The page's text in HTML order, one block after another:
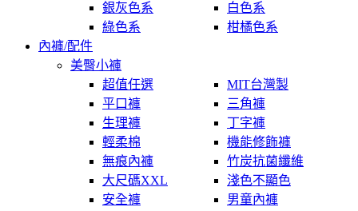
銀灰色系
白色系
綠色系
柑橘色系
內褲/配件
美臀小褲
超值任選
MIT台灣製
平口褲
三角褲
生理褲
丁字褲
輕柔棉
機能修飾褲
無痕內褲
竹炭抗菌纖維
大尺碼XXL
淺色不顯色
安全褲
男童內褲